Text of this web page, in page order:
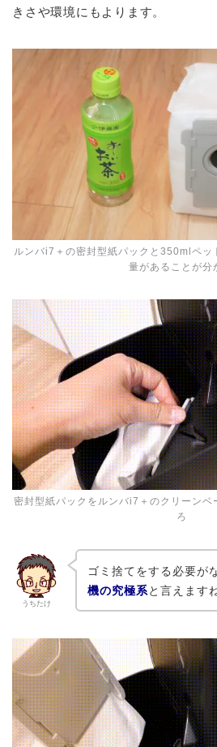
きさや環境にもよります。
ルンバi7＋の密封型紙パックと350mlペッ
量があることが分
密封型紙パックをルンバi7＋のクリーンベ
ろ
うちたけ
ゴミ捨てをする必要が
機の究極系と言えます